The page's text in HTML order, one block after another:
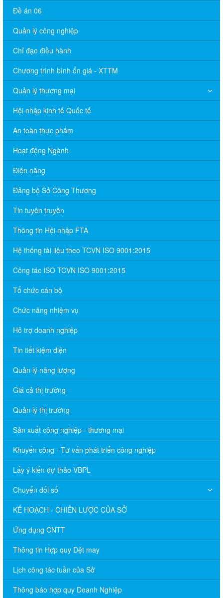
Đề án 06
Quản lý công nghiệp
Chỉ đạo điều hành
Chương trình bình ổn giá - XTTM
Quản lý thương mại
Hội nhập kinh tế Quốc tế
An toàn thực phẩm
Hoạt động Ngành
Điện năng
Đảng bộ Sở Công Thương
Tin tuyên truyền
Thông tin Hội nhập FTA
Hệ thống tài liệu theo TCVN ISO 9001:2015
Công tác ISO TCVN ISO 9001:2015
Tổ chức cán bộ
Chức năng nhiệm vụ
Hỗ trợ doanh nghiệp
Tin tiết kiệm điện
Quản lý năng lượng
Giá cả thị trường
Quản lý thị trường
Sản xuất công nghiệp - thương mại
Khuyến công - Tư vấn phát triển công nghiệp
Lấy ý kiến dự thảo VBPL
Chuyển đổi số
KẾ HOẠCH - CHIẾN LƯỢC CỦA SỞ
Ứng dụng CNTT
Thông tin Hợp quy Dệt may
Lịch công tác tuần của Sở
Thông báo hợp quy Doanh Nghiệp